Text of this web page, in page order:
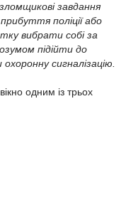
завдання
поліції або
вибрати собі за
підійти до
сигналізацію.
одним із трьох